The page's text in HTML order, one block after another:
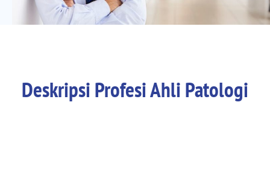
Deskripsi Profesi Ahli Patologi